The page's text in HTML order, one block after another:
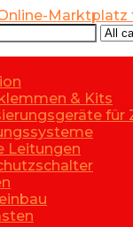
& Kits
für
Leitungen